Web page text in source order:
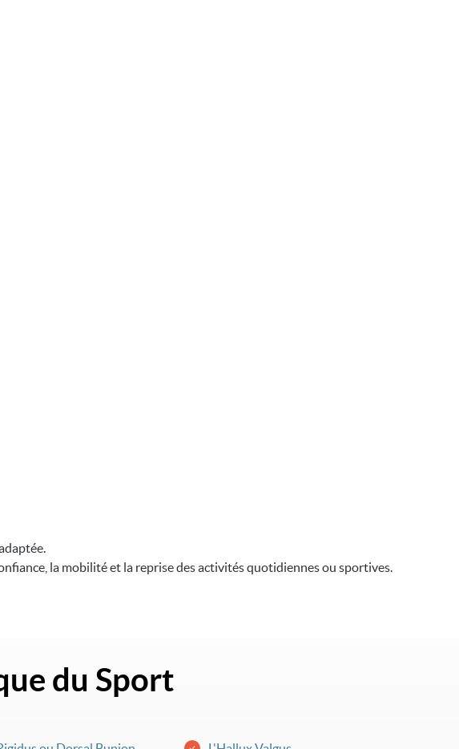
la mobilité et la reprise des activités quotidiennes ou sportives.
du Sport